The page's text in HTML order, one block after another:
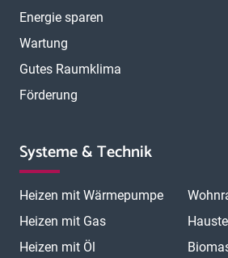
Energie sparen
Wartung
Gutes Raumklima
Förderung
Systeme & Technik
Heizen mit Wärmepumpe
Heizen mit Gas
Heizen mit Öl